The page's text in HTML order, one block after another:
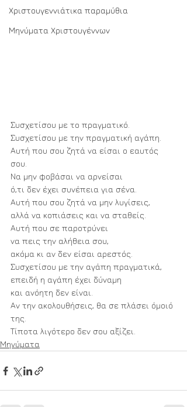
Χριστουγεννιάτικα παραμύθια
Μηνύματα Χριστουγέννων
Συσχετίσου με το πραγματικό.
Συσχετίσου με την πραγματική αγάπη.
Αυτή που σου ζητά να είσαι ο εαυτός
σου.
Να μην φοβάσαι να αρνείσαι
ό,τι δεν έχει συνέπεια για σένα.
Αυτή που σου ζητά να μην λυγίσεις,
αλλά να κοπιάσεις και να σταθείς.
Αυτή που σε παροτρύνει
να πεις την αλήθεια σου,
ακόμα κι αν δεν είσαι αρεστός.
Συσχετίσου με την αγάπη πραγματικά,
επειδή η αγάπη έχει δύναμη
και ανόητη δεν είναι.
Αν την ακολουθήσεις, θα σε πλάσει όμοιό
της.
Τίποτα λιγότερο δεν σου αξίζει.
Μηνύματα